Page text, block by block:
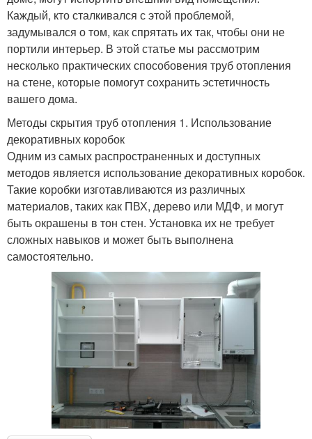
Каждый, кто сталкивался с этой проблемой,
задумывался о том, как спрятать их так, чтобы они не
портили интерьер. В этой статье мы рассмотрим
несколько практических способовения труб отопления
на стене, которые помогут сохранить эстетичность
вашего дома.
Методы скрытия труб отопления 1. Использование
декоративных коробок
Одним из самых распространенных и доступных
методов является использование декоративных коробок.
Такие коробки изготавливаются из различных
материалов, таких как ПВХ, дерево или МДФ, и могут
быть окрашены в тон стен. Установка их не требует
сложных навыков и может быть выполнена
самостоятельно.